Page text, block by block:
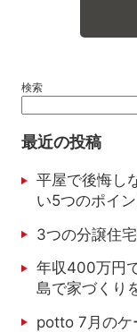
検索
最近の投稿
平屋で後悔し
い5つのポイン
3つの分譲住
年収400万円
島で家づくり
potto 7月のケ